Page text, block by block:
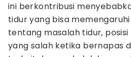
ini berkontribusi
tidur yang bisa
tentang masalah tidur,
yang salah ketika bernapas